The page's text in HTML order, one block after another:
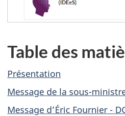
Table des
Présentation
Message de la sous-
Message d’Éric Fournier -